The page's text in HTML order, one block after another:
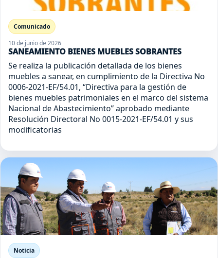
Comunicado
10 de junio de 2026
SANEAMIENTO BIENES MUEBLES SOBRANTES
Se realiza la publicación detallada de los bienes
muebles a sanear, en cumplimiento de la Directiva No
0006-2021-EF/54.01, “Directiva para la gestión de
bienes muebles patrimoniales en el marco del sistema
Nacional de Abastecimiento” aprobado mediante
Resolución Directoral No 0015-2021-EF/54.01 y sus
modificatorias
Noticia